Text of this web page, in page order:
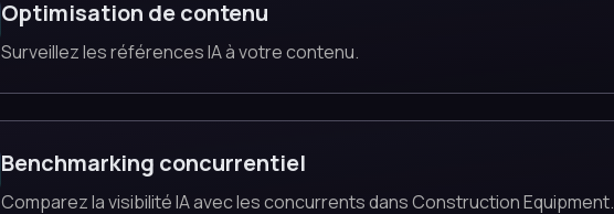
Optimisation de contenu
Surveillez les références IA à votre contenu.
Benchmarking concurrentiel
Comparez la visibilité IA avec les concurrents dans Construction Equipment.